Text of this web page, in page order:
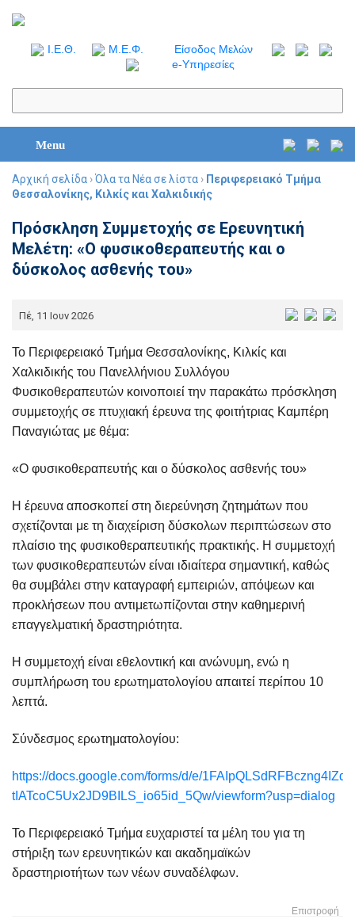
I.Ε.Θ. Μ.Ε.Φ.
Είσοδος Μελών
e-Υπηρεσίες
Menu
Αρχική σελίδα ›Όλα τα Νέα σε λίστα › Περιφερειακό Τμήμα
Θεσσαλονίκης, Κιλκίς και Χαλκιδικής
Πρόσκληση Συμμετοχής σε Ερευνητική
Μελέτη: «Ο φυσικοθεραπευτής και ο
δύσκολος ασθενής του»
Πέ, 11 Ιουν 2026
Το Περιφερειακό Τμήμα Θεσσαλονίκης, Κιλκίς και
Χαλκιδικής του Πανελλήνιου Συλλόγου
Φυσικοθεραπευτών κοινοποιεί την παρακάτω πρόσκληση
συμμετοχής σε πτυχιακή έρευνα της φοιτήτριας Καμπέρη
Παναγιώτας με θέμα:
«Ο φυσικοθεραπευτής και ο δύσκολος ασθενής του»
Η έρευνα αποσκοπεί στη διερεύνηση ζητημάτων που
σχετίζονται με τη διαχείριση δύσκολων περιπτώσεων στο
πλαίσιο της φυσικοθεραπευτικής πρακτικής. Η συμμετοχή
των φυσικοθεραπευτών είναι ιδιαίτερα σημαντική, καθώς
θα συμβάλει στην καταγραφή εμπειριών, απόψεων και
προκλήσεων που αντιμετωπίζονται στην καθημερινή
επαγγελματική δραστηριότητα.
Η συμμετοχή είναι εθελοντική και ανώνυμη, ενώ η
συμπλήρωση του ερωτηματολογίου απαιτεί περίπου 10
λεπτά.
Σύνδεσμος ερωτηματολογίου:
https://docs.google.com/forms/d/e/
tIATcoC5Ux2JD9BILS_io65id_5Qw/viewform?usp=dialog
Το Περιφερειακό Τμήμα ευχαριστεί τα μέλη του για τη
στήριξη των ερευνητικών και ακαδημαϊκών
δραστηριοτήτων των νέων συναδέλφων.
Επιστροφή